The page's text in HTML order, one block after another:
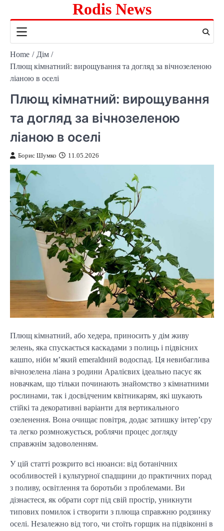
content
Rodis News
Home
Дім
Плющ кімнатний: вирощування та догляд за вічнозеленою
ліаною в оселі
Плющ кімнатний: вирощування
та догляд за вічнозеленою
ліаною в оселі
Борис Шумко 11.05.2026
Плющ кімнатний, або хедера, приносить у дім живу
зелень, яка спускається каскадами з полиць і підвісних
кашпо, ніби м’який emeraldний водоспад. Ця невибаглива
вічнозелена ліана з родини Аралієвих ідеально пасує як
новачкам, що тільки починають знайомство з кімнатними
рослинами, так і досвідченим квітникарям, які шукають
стійкі та декоративні варіанти для вертикального
озеленення. Вона очищає повітря, додає затишку інтер’єру
та легко розмножується, роблячи процес догляду
справжнім задоволенням.
У цій статті розкрито всі нюанси: від ботанічних
особливостей і культурної спадщини до практичних порад
з поливу, освітлення та боротьби з проблемами. Ви
дізнаєтеся, як обрати сорт під свій простір, уникнути
типових помилок і створити з плюща справжню родзинку
оселі. Незалежно від того, чи стоїть горщик на підвіконні в